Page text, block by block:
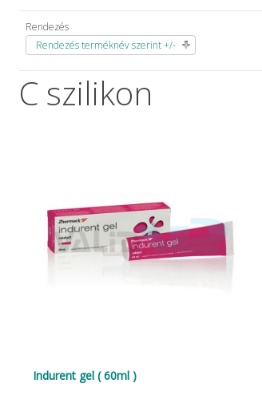
Rendezés
Rendezés terméknév szerint +/-
C szilikon
Indurent gel ( 60ml )